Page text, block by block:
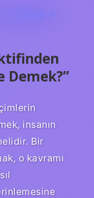
?
Demek?”
insanın
Bir
o kavramı